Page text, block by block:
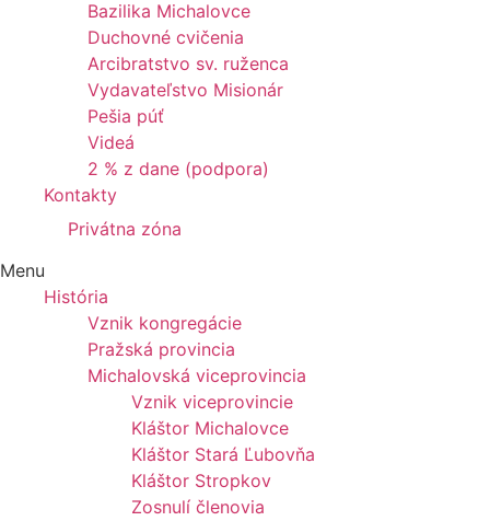
Bazilika Michalovce
Duchovné cvičenia
Arcibratstvo sv. ruženca
Vydavateľstvo Misionár
Pešia púť
Videá
2 % z dane (podpora)
Kontakty
Privátna zóna
Menu
História
Vznik kongregácie
Pražská provincia
Michalovská viceprovincia
Vznik viceprovincie
Kláštor Michalovce
Kláštor Stará Ľubovňa
Kláštor Stropkov
Zosnulí členovia